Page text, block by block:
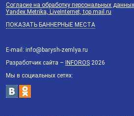
Согласие на обработку персональных
Yandex.Metrika, LiveInternet, top.mail.ru
ПОКАЗАТЬ БАННЕРНЫЕ МЕСТА
E-mail: info@barysh-zemlya.ru
Разработчик сайта – INFOROS 2026
Мы в социальных сетях: